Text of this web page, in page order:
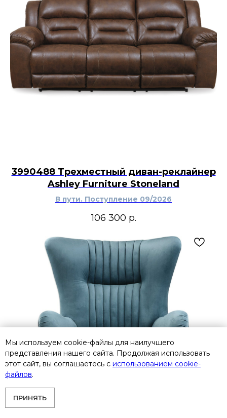
3990488 Трехместный диван-реклайнер
Ashley Furniture Stoneland
В пути. Поступление 09/2026
106 300 р.
Мы используем cookie-файлы для наилучшего
представления нашего сайта. Продолжая использовать
этот сайт, вы соглашаетесь с использованием cookie-
файлов.
ПРИНЯТЬ